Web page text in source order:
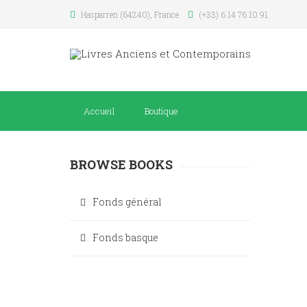
Hasparren (64240), France (+33) 6 14 76 10 91
Accueil Boutique
BROWSE BOOKS
Fonds général
Fonds basque